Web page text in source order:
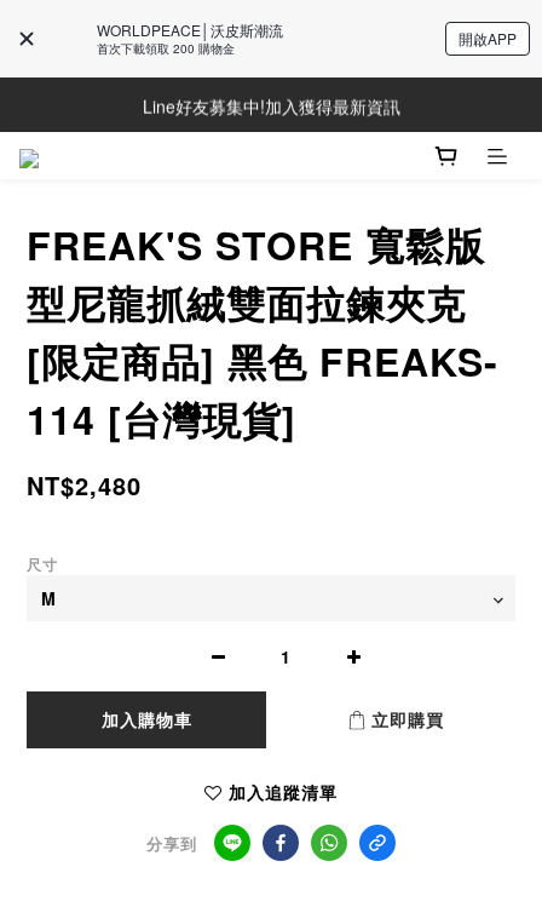
WORLDPEACE│沃皮斯潮流
首次下載領取 200 購物金 開啟APP
Line好友募集中!加入獲得最新資訊
Line好友募集中!加入獲得最新資訊
防詐騙提醒!請勿聽從不明來電操作ATM與提供個人資訊
FREAK'S STORE 寬鬆版
型尼龍抓絨雙面拉鍊夾克
[限定商品] 黑色 FREAKS-
114 [台灣現貨]
NT$2,480
尺寸
加入購物車 立即購買
加入追蹤清單
分享到